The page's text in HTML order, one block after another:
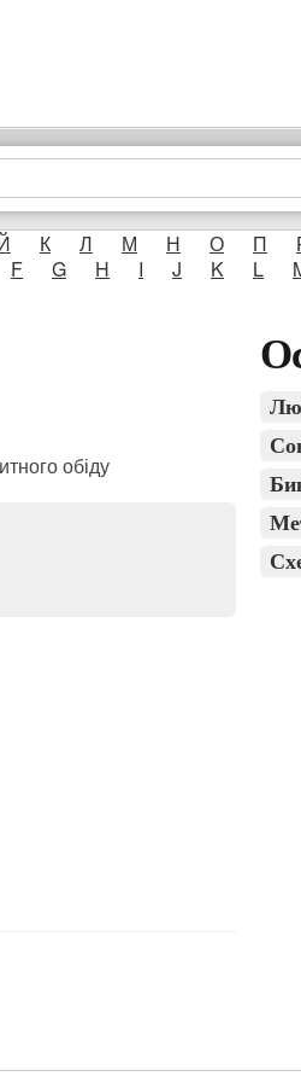
К Л М Н О П
F G H I J K L
обіду